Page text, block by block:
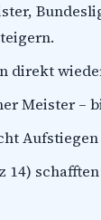
direkt
Meister –
14)